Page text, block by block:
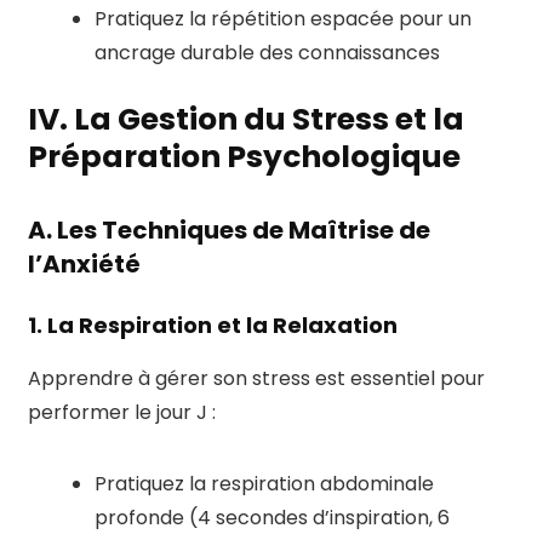
Pratiquez la répétition espacée pour un
ancrage durable des connaissances
IV. La Gestion du Stress et la
Préparation Psychologique
A. Les Techniques de Maîtrise de
l’Anxiété
1. La Respiration et la Relaxation
Apprendre à gérer son stress est essentiel pour
performer le jour J :
Pratiquez la respiration abdominale
profonde (4 secondes d’inspiration, 6